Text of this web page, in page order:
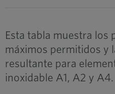
Esta tabla muestra los
máximos permitidos y
resultante para
inoxidable A1, A2 y A4.